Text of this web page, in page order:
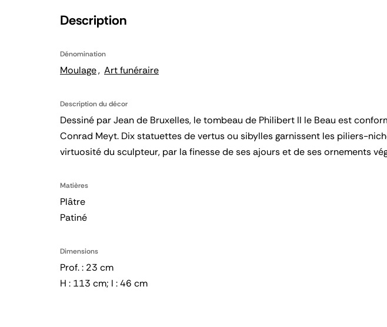
Description
Dénomination
Moulage Art funéraire
Description du décor
Dessiné par Jean de Bruxelles, le tombeau de Philibert II le Beau est
Conrad Meyt. Dix statuettes de vertus ou sibylles garnissent les piliers-
virtuosité du sculpteur, par la finesse de ses ajours et de ses ornements
Matières
Plâtre
Patiné
Dimensions
Prof. : 23 cm
H : 113 cm; l : 46 cm